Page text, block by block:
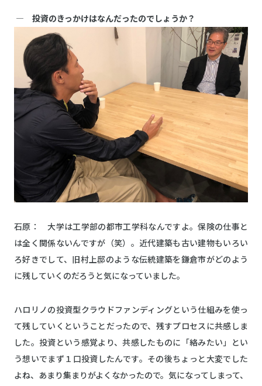
― 投資のきっかけはなんだったのでしょうか？
石原： 大学は工学部の都市工学科なんですよ。保険の仕事と
は全く関係ないんですが（笑）。近代建築も古い建物もいろい
ろ好きでして、旧村上邸のような伝統建築を鎌倉市がどのよう
に残していくのだろうと気になっていました。
ハロリノの投資型クラウドファンディングという仕組みを使っ
て残していくということだったので、残すプロセスに共感しま
した。投資という感覚より、共感したものに「絡みたい」とい
う想いでまず１口投資したんです。その後ちょっと大変でした
よね、あまり集まりがよくなかったので。気になってしまって、